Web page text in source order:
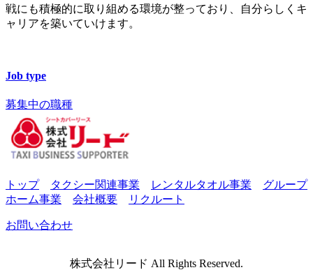
戦にも積極的に取り組める環境が整っており、自分らしくキ
ャリアを築いていけます。
Job type
募集中の職種
トップ タクシー関連事業 レンタルタオル事業
グループ
ホーム事業
会社概要 リクルート
お問い合わせ
株式会社リード All Rights Reserved.